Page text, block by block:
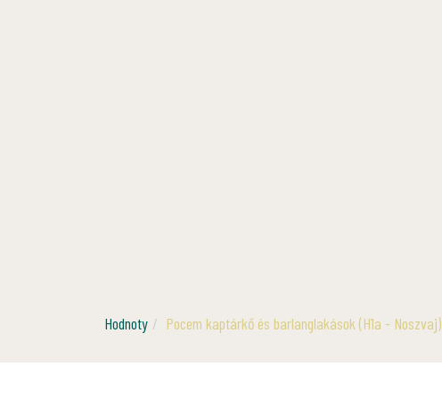
Hodnoty Pocem kaptárkő és barlanglakások (H1a - Noszvaj)